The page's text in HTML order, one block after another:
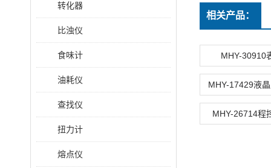
转化器
比浊仪
食味计
油耗仪
查找仪
扭力计
熔点仪
相关产品：
MHY-30910
MHY-17429液
MHY-26714程